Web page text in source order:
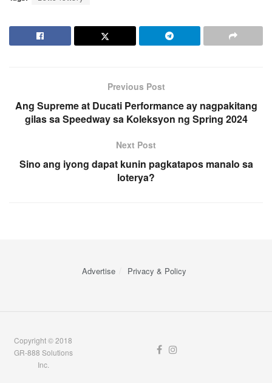
Previous Post
Ang Supreme at Ducati Performance ay nagpakitang
gilas sa Speedway sa Koleksyon ng Spring 2024
Next Post
Sino ang iyong dapat kunin pagkatapos manalo sa
loterya?
Advertise Privacy & Policy
Copyright © 2018
GR-888 Solutions
Inc.